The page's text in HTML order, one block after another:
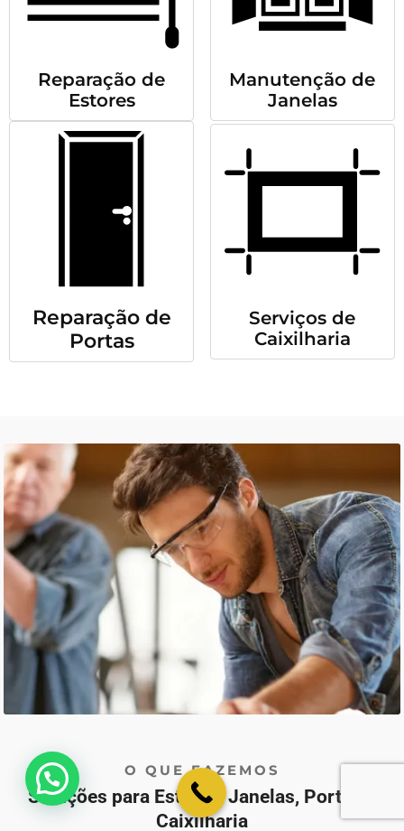
Reparação de
Estores
Manutenção de
Janelas
Reparação de
Portas
Serviços de
Caixilharia
O QUE FAZEMOS
Soluções para Estores, Janelas, Portas e
Caixilharia
💬 Como podemos ajudar?